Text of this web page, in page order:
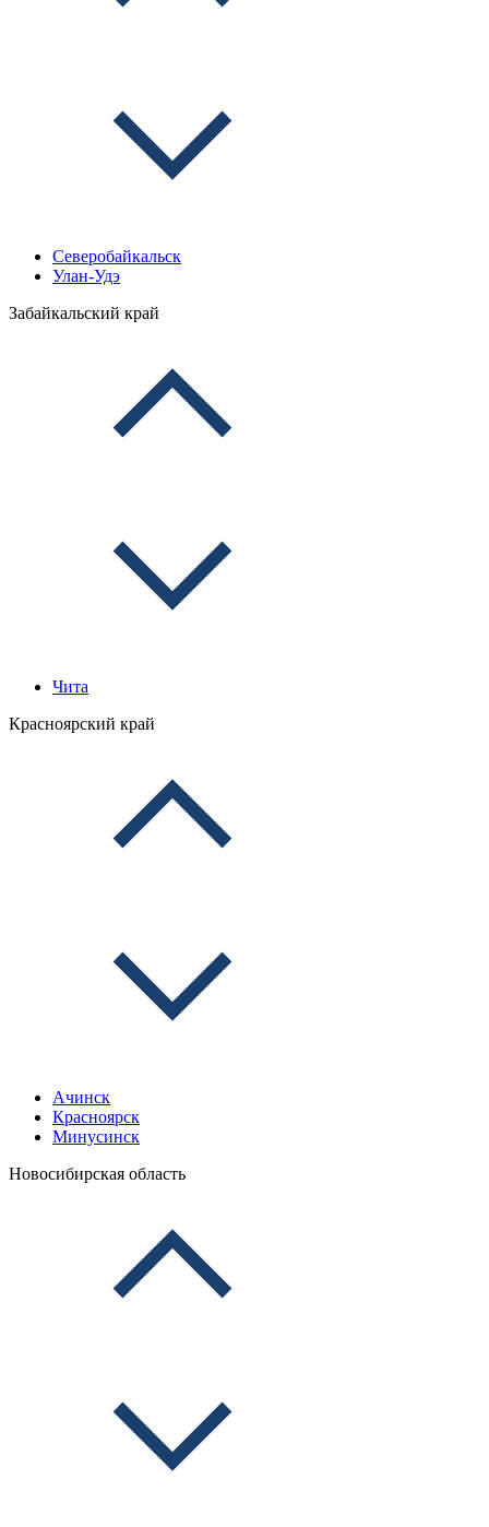
Северобайкальск
Улан-Удэ
Забайкальский край
Чита
Красноярский край
Ачинск
Красноярск
Минусинск
Новосибирская область